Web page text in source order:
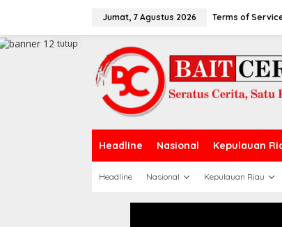
a
Jumat, 7 Agustus 2026 Terms of
Headline Nasional Kepulauan
Headline Nasional Kepulauan Riau
tutup